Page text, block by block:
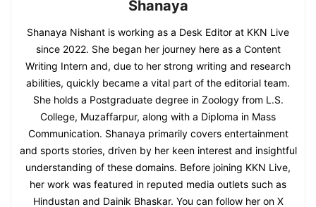
Shanaya
Shanaya Nishant is working as a Desk Editor at KKN Live
since 2022. She began her journey here as a Content
Writing Intern and, due to her strong writing and research
abilities, quickly became a vital part of the editorial team.
She holds a Postgraduate degree in Zoology from L.S.
College, Muzaffarpur, along with a Diploma in Mass
Communication. Shanaya primarily covers entertainment
and sports stories, driven by her keen interest and insightful
understanding of these domains. Before joining KKN Live,
her work was featured in reputed media outlets such as
Hindustan and Dainik Bhaskar. You can follow her on X